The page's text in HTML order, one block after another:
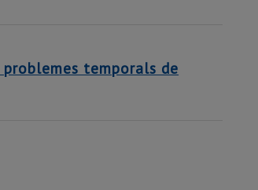
problemes temporals de